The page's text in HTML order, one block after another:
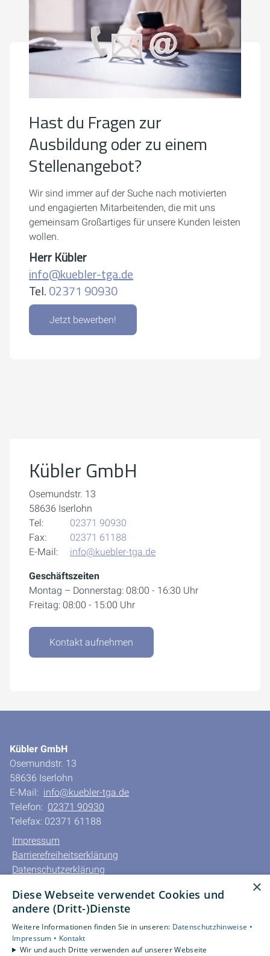
Hast du Fragen zur
Ausbildung oder zu einem
Stellenangebot?
Wir sind immer auf der Suche nach motivierten
und engagierten Mitarbeitenden, die mit uns
gemeinsam Großartiges für unsere Kunden leisten
wollen.
Herr Kübler
info@kuebler-tga.de
Tel.02371 90930
Jetzt bewerben!
Cookie-Einstellungen öffnen
Kübler GmbH
Osemundstr. 13
58636 Iserlohn
Tel:
02371 90930
Fax:
02371 61188
E-Mail:
info@kuebler-tga.de
Geschäftszeiten
Montag – Donnerstag: 08:00 - 16:30 Uhr
Freitag: 08:00 - 15:00 Uhr
Kontakt aufnehmen
Kübler GmbH
Osemundstr. 13
58636 Iserlohn
E-Mail: info@kuebler-tga.de
Telefon: 02371 90930
Telefax: 02371 61188
Impressum
Barrierefreiheitserklärung
Datenschutzerklärung
Unsere Bereiche
Privatkunden
Gewerbekunden
×
Diese Webseite verwendet Cookies und
andere (Dritt-)Dienste
Weitere Informationen finden Sie in unseren: Datenschutzhinweise •
Impressum • Kontakt
Wir und auch Dritte verwenden auf unserer Webseite